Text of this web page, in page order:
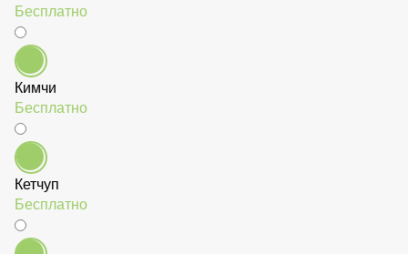
Острый
Бесплатно
Кимчи
Бесплатно